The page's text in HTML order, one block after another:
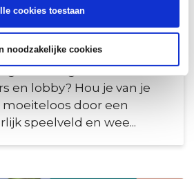
cookies toestaan
noodzakelijke cookies
Public Affairs &
pittige uitdaging? En
ervaring in de wereld
en lobby? Hou je van je
moeiteloos door een
speelveld en wee...